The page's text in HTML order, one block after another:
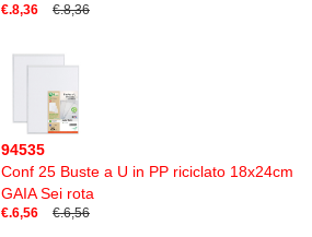
€.8,36 €.8,36
94535
Conf 25 Buste a U in PP riciclato 18x24cm
GAIA Sei rota
€.6,56 €.6,56